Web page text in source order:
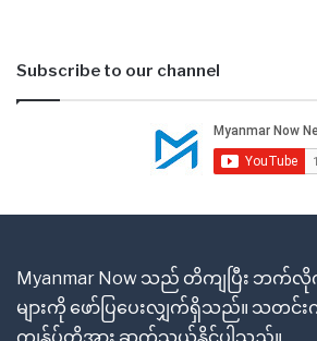
Subscribe to our channel
Myanmar Now သည် တိကျပြီး ဘက်
များကို ဖော်ပြပေးလျှက်ရှိသည်။ သတင်း